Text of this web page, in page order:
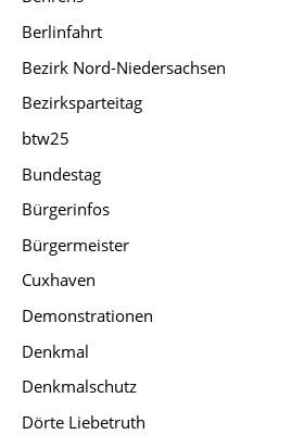
Berlinfahrt
Bezirk Nord-Niedersachsen
Bezirksparteitag
btw25
Bundestag
Bürgerinfos
Bürgermeister
Cuxhaven
Demonstrationen
Denkmal
Denkmalschutz
Dörte Liebetruth